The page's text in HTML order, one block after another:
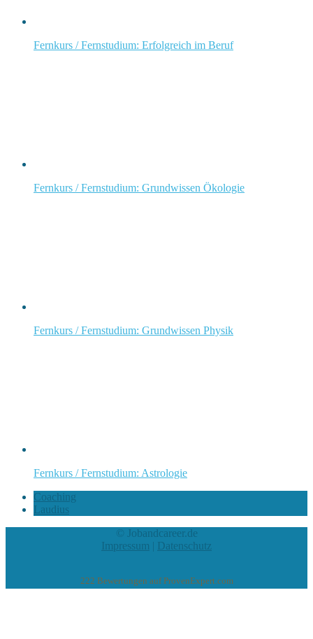
Fernkurs / Fernstudium: Erfolgreich im Beruf
Fernkurs / Fernstudium: Grundwissen Ökologie
Fernkurs / Fernstudium: Grundwissen Physik
Fernkurs / Fernstudium: Astrologie
Coaching
Laudius
© Jobandcareer.de
Impressum | Datenschutz
222 Bewertungen auf ProvenExpert.com